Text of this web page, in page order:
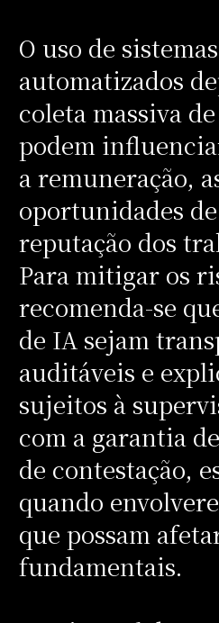
O uso de sistemas
automatizados
coleta massiva
podem
a remuneração,
oportunidades
reputação dos
Para mitigar os
recomenda-se
de IA sejam
auditáveis e
sujeitos à
com a garantia
de contestação,
quando
que possam
fundamentais.